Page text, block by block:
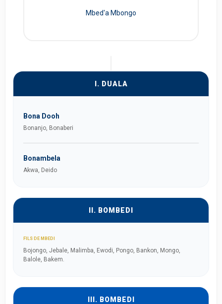
Mbed'a Mbongo
I. DUALA
Bona Dooh
Bonanjo, Bonaberi
Bonambela
Akwa, Deido
II. BOMBEDI
FILS DE MBEDI
Bojongo, Jebale, Malimba, Ewodi, Pongo, Bankon, Mongo,
Balole, Bakem.
III. BOMBEDI